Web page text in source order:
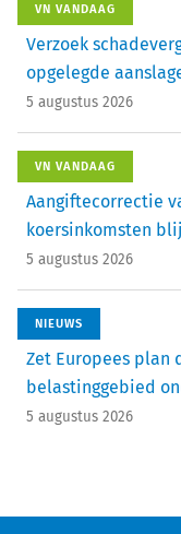
VN VANDAAG
Verzoek
opgelegde
5 augustus 2026
VN VANDAAG
Aangiftecorrectie
koersinkomsten
5 augustus 2026
NIEUWS
Zet Europees plan
belastinggebied
5 augustus 2026